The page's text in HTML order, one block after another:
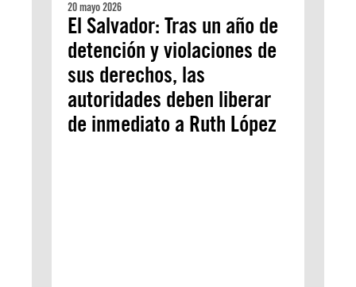
20 mayo 2026
El Salvador: Tras un año de
detención y violaciones de
sus derechos, las
autoridades deben liberar
de inmediato a Ruth López